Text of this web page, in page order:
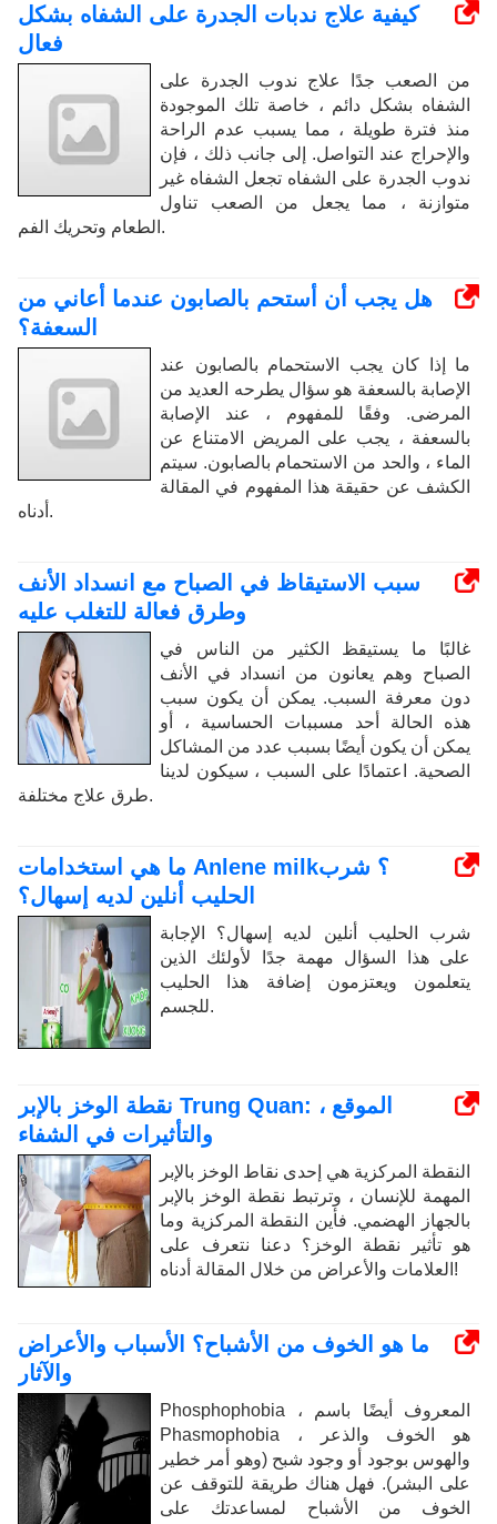
كيفية علاج ندبات الجدرة على الشفاه بشكل
فعال
من الصعب جدًا علاج ندوب الجدرة على
الشفاه بشكل دائم ، خاصة تلك الموجودة
منذ فترة طويلة ، مما يسبب عدم الراحة
والإحراج عند التواصل. إلى جانب ذلك ، فإن
ندوب الجدرة على الشفاه تجعل الشفاه غير
متوازنة ، مما يجعل من الصعب تناول
الطعام وتحريك الفم.
هل يجب أن أستحم بالصابون عندما أعاني من
السعفة؟
ما إذا كان يجب الاستحمام بالصابون عند
الإصابة بالسعفة هو سؤال يطرحه العديد من
المرضى. وفقًا للمفهوم ، عند الإصابة
بالسعفة ، يجب على المريض الامتناع عن
الماء ، والحد من الاستحمام بالصابون. سيتم
الكشف عن حقيقة هذا المفهوم في المقالة
أدناه.
سبب الاستيقاظ في الصباح مع انسداد الأنف
وطرق فعالة للتغلب عليه
غالبًا ما يستيقظ الكثير من الناس في
الصباح وهم يعانون من انسداد في الأنف
دون معرفة السبب. يمكن أن يكون سبب
هذه الحالة أحد مسببات الحساسية ، أو
يمكن أن يكون أيضًا بسبب عدد من المشاكل
الصحية. اعتمادًا على السبب ، سيكون لدينا
طرق علاج مختلفة.
ما هي استخدامات Anlene milk؟ شرب
الحليب أنلين لديه إسهال؟
شرب الحليب أنلين لديه إسهال؟ الإجابة
على هذا السؤال مهمة جدًا لأولئك الذين
يتعلمون ويعتزمون إضافة هذا الحليب
للجسم.
نقطة الوخز بالإبر Trung Quan: الموقع ،
والتأثيرات في الشفاء
النقطة المركزية هي إحدى نقاط الوخز بالإبر
المهمة للإنسان ، وترتبط نقطة الوخز بالإبر
بالجهاز الهضمي. فأين النقطة المركزية وما
هو تأثير نقطة الوخز؟ دعنا نتعرف على
العلامات والأعراض من خلال المقالة أدناه!
ما هو الخوف من الأشباح؟ الأسباب والأعراض
والآثار
Phosphophobia ، المعروف أيضًا باسم
Phasmophobia ، هو الخوف والذعر
والهوس بوجود أو وجود شبح (وهو أمر خطير
على البشر). فهل هناك طريقة للتوقف عن
الخوف من الأشباح لمساعدتك على